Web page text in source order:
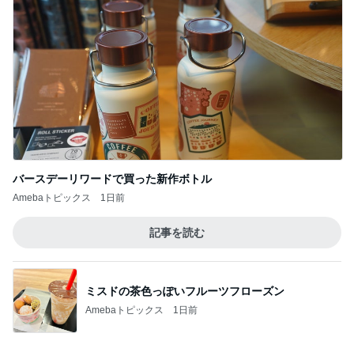
バースデーリワードで買った新作ボトル
Amebaトピックス 1日前
記事を読む
ミスドの茶色っぽいフルーツフローズン
Amebaトピックス 1日前